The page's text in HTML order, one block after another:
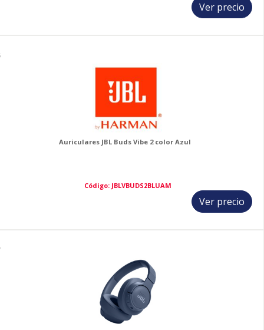
Ver precio
Auriculares JBL Buds Vibe 2 color Azul
Código: JBLVBUDS2BLUAM
Ver precio